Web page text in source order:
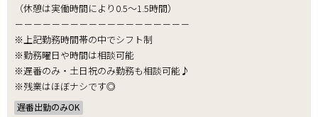
（休憩は実働時間により0.5～1.5時間）
－－－－－－－－－－－－－－－－－－－
※上記勤務時間帯の中でシフト制
※勤務曜日や時間は相談可能
※遅番のみ・土日祝のみ勤務も相談可能♪
※残業はほぼナシです◎
遅番出勤のみOK